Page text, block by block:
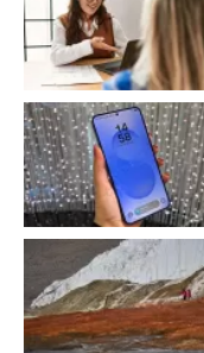
RECENSIONI